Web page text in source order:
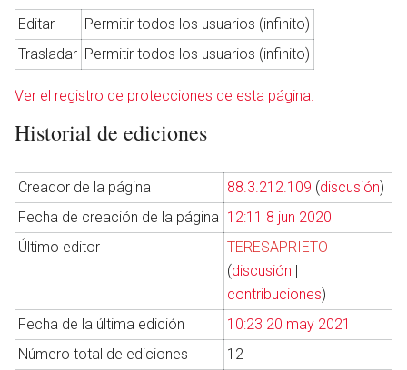
Editar
Permitir todos los usuarios (infinito)
Trasladar Permitir todos los usuarios (infinito)
Ver el registro de protecciones de esta página.
Historial de ediciones
Creador de la página 88.3.212.109 (discusión)
Fecha de creación de la página 12:11 8 jun 2020
Último editor
TERESAPRIETO
(discusión |
contribuciones)
Fecha de la última edición
10:23 20 may 2021
Número total de ediciones
12